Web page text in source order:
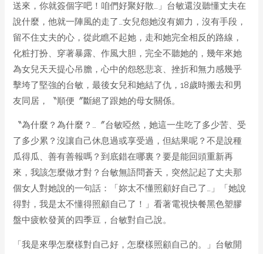
送來，你就簽個字吧！咱們好聚好散…」台敏還沒聽懂丈夫在
說什麼，他就一陣風的走了…女兒怨她沒有媚力，沒有手段，
留不住丈夫的心，從此瞧不起她，走和她完全相反的路線，
化粧打扮、穿著暴露、作風大胆，完全不聽她的，幾年來她
為女兒天天提心吊膽，心中的怨怒悲哀、挫折和無力感幾乎
擊垮了堅強的台敏，最後女兒和她結了仇，18歲時搬去和男
友同居，〝順便〞斷絕了跟她的母女關係。
〝為什麼？為什麼？…〞台敏啞然，她這一生吃了多少苦、受
了多少累？沒讓自己休息過或享受過，但結果呢？不是說種
瓜得瓜、善有善報嗎？到底錯在哪裏？要是能回頭重新再
來，我該怎麼做才對？台敏無語問蒼天，突然記起了丈夫那
個女人對她說的一句話：「妳太不懂照顧好自己了…」「她說
得對，我是太不懂得照顧自己了！」看著電視快餐黑色塑膠
盤中疲軟發黃的四季豆，台敏對自己說。
「我是來學怎麼樣對自己好，怎麼樣照顧自己的。」台敏開